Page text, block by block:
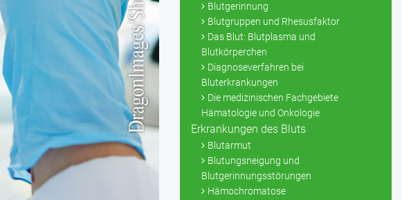
Blutgerinnung
Blutgruppen und Rhesusfaktor
Das Blut: Blutplasma und
Blutkörperchen
Diagnoseverfahren bei
Bluterkrankungen
Die medizinischen Fachgebiete
Hämatologie und Onkologie
Erkrankungen des Bluts
Blutarmut
Blutungsneigung und
Blutgerinnungsstörungen
Hämochromatose